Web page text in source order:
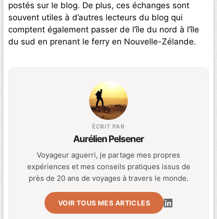
postés sur le blog. De plus, ces échanges sont
souvent utiles à d’autres lecteurs du blog qui
comptent également passer de l’île du nord à l’île
du sud en prenant le ferry en Nouvelle-Zélande.
ÉCRIT PAR
Aurélien Pelsener
Voyageur aguerri, je partage mes propres
expériences et mes conseils pratiques issus de
près de 20 ans de voyages à travers le monde.
VOIR TOUS MES ARTICLES